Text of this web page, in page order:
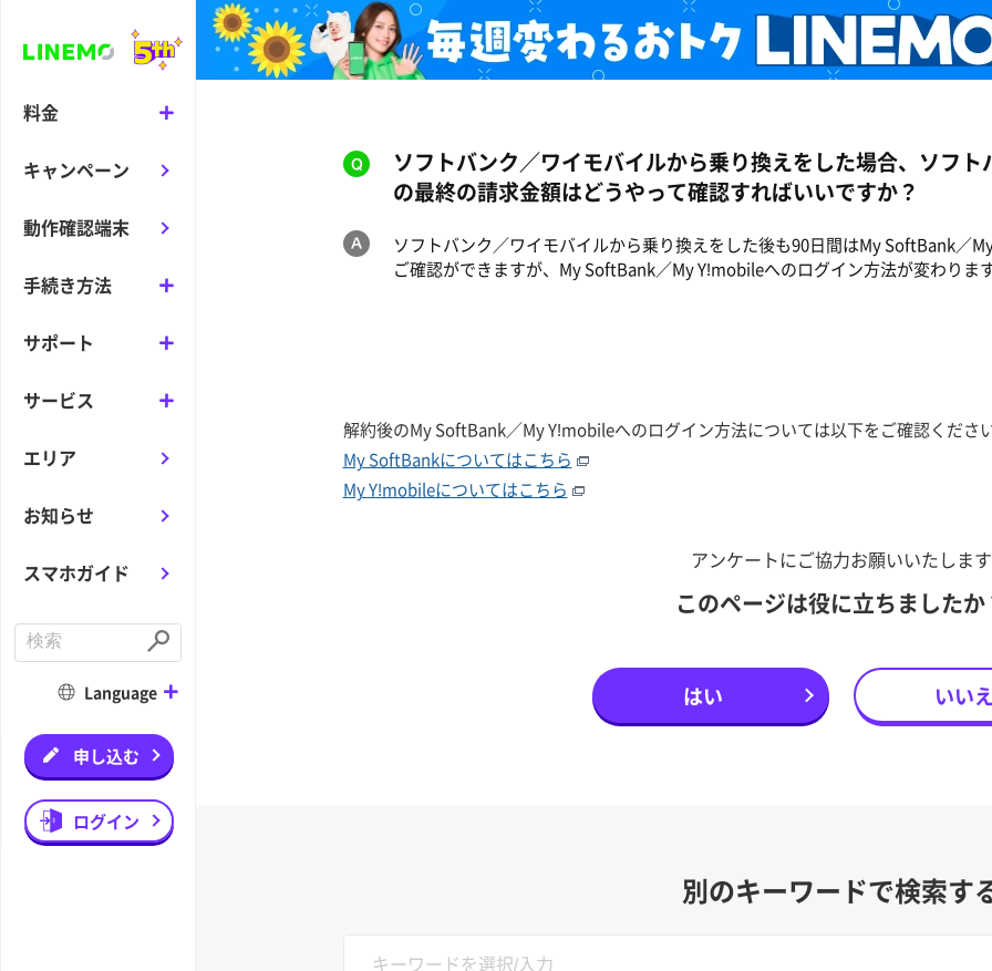
料金
キャンペーン
動作確認端末
手続き方法
サポート
サービス
エリア
お知らせ
スマホガイド
n
S
u
m
t
Language
申し込む
ログイン
ソフトバンク／ワイモバイルから乗り換えをした場合、ソフ
の最終の請求金額はどうやって確認すればいいですか？
ソフトバンク／ワイモバイルから乗り換えをした後も90日間はMy SoftBank／
ご確認ができますが、My SoftBank／My Y!mobileへのログイン方法が変わります
解約後のMy SoftBank／My Y!mobileへのログイン方法については以下をご確認ください
My SoftBankについてはこちら
My Y!mobileについてはこちら
アンケートにご協力お願いいたします
このページは役に立ちましたか
はい いいえ
別のキーワードで検索す
SEARCH